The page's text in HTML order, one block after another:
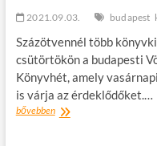
2021.09.03. budapest
Százötvennél több
csütörtökön a budapesti
Könyvhét, amely
is várja az érdeklődőket.…
bővebben92.